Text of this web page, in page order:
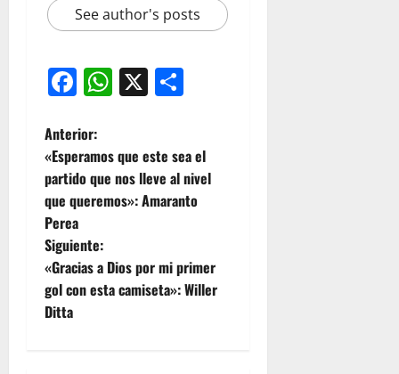
See author's posts
Facebook
WhatsApp
X
Anterior:
«Esperamos que este sea el
partido que nos lleve al nivel
que queremos»: Amaranto
Perea
Siguiente:
«Gracias a Dios por mi primer
gol con esta camiseta»: Willer
Ditta